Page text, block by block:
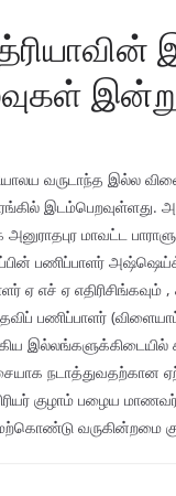
வருடாந்த இல்ல
அனுராதபுர மாவட்ட
பணிப்பாளர் அஷ்ஷெய்க்
எச் ஏ எதிரிசிங்கவும் ,
பணிப்பாளர்
இல்லங்களுக்கிடையில்
குழாம் பழைய
வருகின்றமை